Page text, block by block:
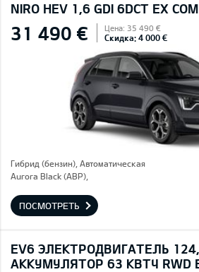
NIRO HEV 1,6 GDI 6DCT EX
31 490 € Цена: 35 490 €
Скидка: 4 000 €
Гибрид (бензин), Автоматическая
Aurora Black (ABP),
ПОСМОТРЕТЬ
EV6 ЭЛЕКТРОДВИГАТЕЛЬ
AККУМУЛЯТОР 63 КВТЧ RWD